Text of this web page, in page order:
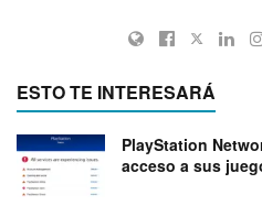
ESTO TE INTERESARÁ
PlayStation
acceso a sus